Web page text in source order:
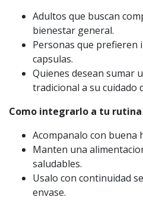
Adultos que buscan
bienestar general.
Personas que prefieren
capsulas.
Quienes desean sumar
tradicional a su cuidado
Como integrarlo a tu rutina
Acompanalo con buena
Manten una
saludables.
Usalo con continuidad
envase.